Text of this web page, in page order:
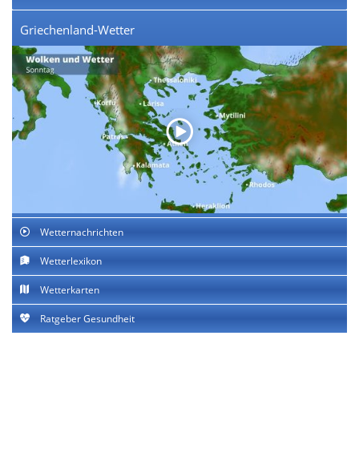
Griechenland-Wetter
Wetternachrichten
Wetterlexikon
Wetterkarten
Ratgeber Gesundheit